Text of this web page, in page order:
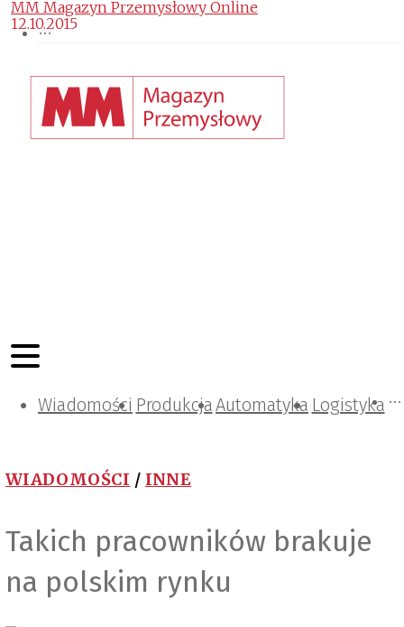
Wiadomości ProdukcjaAutomatyka Logistyka
Projektowanie i konstrukcje
Zarządzanie i IT
Tematy specjalne
WIADOMOŚCI / INNE
Takich pracowników brakuje
na polskim rynku
MM Magazyn Przemysłowy Online
12.10.2015